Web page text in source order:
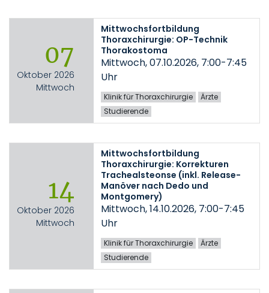
07
Oktober 2026
Mittwoch
Mittwochsfortbildung
Thoraxchirurgie: OP-Technik
Thorakostoma
Mittwoch, 07.10.2026, 7:00-7:45
Uhr
Klinik für Thoraxchirurgie
Ärzte
Studierende
14
Oktober 2026
Mittwoch
Mittwochsfortbildung
Thoraxchirurgie: Korrekturen
Trachealsteonse (inkl. Release-
Manöver nach Dedo und
Montgomery)
Mittwoch, 14.10.2026, 7:00-7:45
Uhr
Klinik für Thoraxchirurgie
Ärzte
Studierende